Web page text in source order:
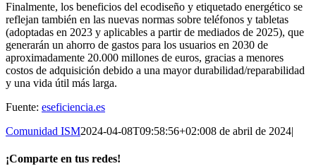
Finalmente, los beneficios del ecodiseño y etiquetado energético se
reflejan también en las nuevas normas sobre teléfonos y tabletas
(adoptadas en 2023 y aplicables a partir de mediados de 2025), que
generarán un ahorro de gastos para los usuarios en 2030 de
aproximadamente 20.000 millones de euros, gracias a menores
costos de adquisición debido a una mayor durabilidad/reparabilidad
y una vida útil más larga.
Fuente: eseficiencia.es
Comunidad ISM2024-04-08T09:58:56+02:008 de abril de 2024|
¡Comparte en tus redes!